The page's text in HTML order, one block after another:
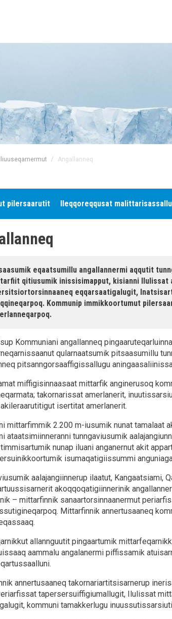
/ Angallanneq
pilersaarutit Ileqqoreqqusat malittarisassallu
eqaatsumillu angallannermi aqqutit
qitiusumik inissisimapput, kisianni Ilulissat
eqqarsaatigalugit,
Kommunip immikkoortumut
Kommuniani angallanneq
qularnaatsumik pitsaasumillu
pitsanngorsaaffigissallugu
miffigisinnaasaat mittarfik anginerusoq
takornarissat amerlanerit,
isertitat amerlanerit.
mittarfimmik 2.200 m-iusumik nunat
ataatsimiinneranni tunngaviusumik
nunap iluani anganernut akit
isumaqatigiissummi
aalajangiinnerup ilaatut, Kangaatsiami,
akoqqoqatigiinnerinik
– mittarfinnik sanaartorsinnaanermut
Mittarfinnik annertusaaneq
allannguutit pingaartumik
aammalu angalanermi piffissamik
annertusaaneq takornariartitsisarnerup
tapersersuiffigiumallugit, Ilulissat
kommuni tamakkerlugu